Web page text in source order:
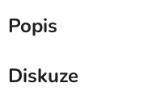
Popis
Diskuze